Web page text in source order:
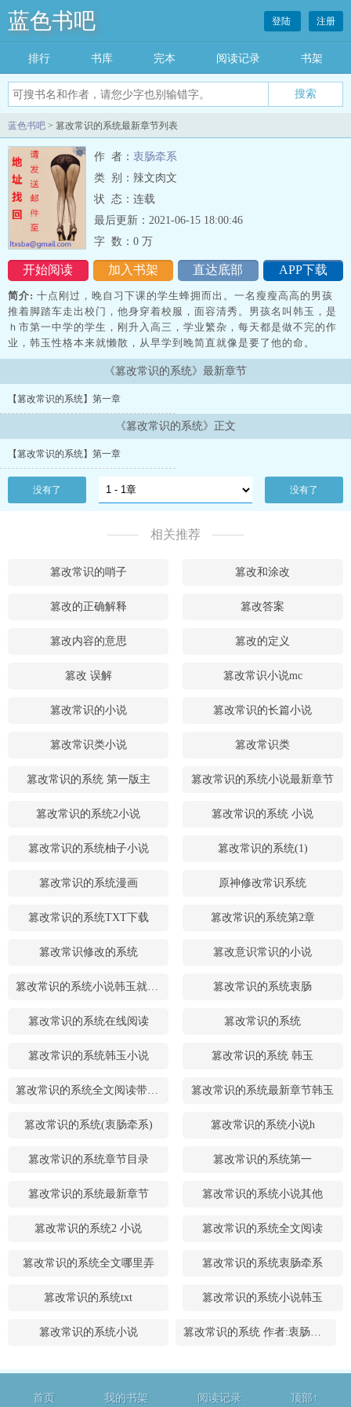
蓝色书吧
搜索
登陆 注册
排行 书库 完本 阅读记录 书架
蓝色书吧 > 篡改常识的系统最新章节列表
作 者： 衷肠牵系
类 别：辣文肉文
状 态：连载
开始阅读 加入书架 直达底部 APP下载
最后更新：2021-06-15 18:00:46
字 数： 0 万
简介: 十点刚过，晚自习下课的学生蜂拥而出。一名瘦瘦高高的男孩
推着脚踏车走出校门，他身穿着校服，面容清秀。男孩名叫韩玉，是
ｈ市第一中学的学生，刚升入高三，学业繁杂，每天都是做不完的作
业，韩玉性格本来就懒散，从早学到晚简直就像是要了他的命。
《篡改常识的系统》最新章节
【篡改常识的系统】第一章
《篡改常识的系统》正文
【篡改常识的系统】第一章
没有了 没有了
相关推荐
篡改常识的哨子 篡改和涂改
篡改的正确解释 篡改答案
篡改内容的意思 篡改的定义
篡改 误解 篡改常识小说mc
篡改常识的小说 篡改常识的长篇小说
篡改常识类小说 篡改常识类
篡改常识的系统 第一版主 篡改常识的系统小说最新章节
篡改常识的系统2小说 篡改常识的系统 小说
篡改常识的系统柚子小说 篡改常识的系统(1)
篡改常识的系统漫画 原神修改常识系统
篡改常识的系统TXT下载 篡改常识的系统第2章
篡改常识修改的系统 篡改意识常识的小说
篡改常识的系统小说韩玉就一章 篡改常识的系统衷肠
篡改常识的系统在线阅读 篡改常识的系统
篡改常识的系统韩玉小说 篡改常识的系统 韩玉
篡改常识的系统全文阅读带书架 篡改常识的系统最新章节韩玉
篡改常识的系统(衷肠牵系) 篡改常识的系统小说h
篡改常识的系统章节目录 篡改常识的系统第一
篡改常识的系统最新章节 篡改常识的系统小说其他
篡改常识的系统2 小说 篡改常识的系统全文阅读
篡改常识的系统全文哪里弄 篡改常识的系统衷肠牵系
篡改常识的系统txt 篡改常识的系统小说韩玉
篡改常识的系统小说 篡改常识的系统 作者:衷肠牵系
首页 我的书架 阅读记录 顶部↑